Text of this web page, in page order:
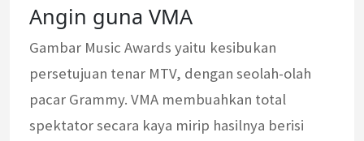
Angin guna VMA
Gambar Music Awards yaitu kesibukan
persetujuan tenar MTV, dengan seolah-olah
pacar Grammy. VMA membuahkan total
spektator secara kaya mirip hasilnya berisi